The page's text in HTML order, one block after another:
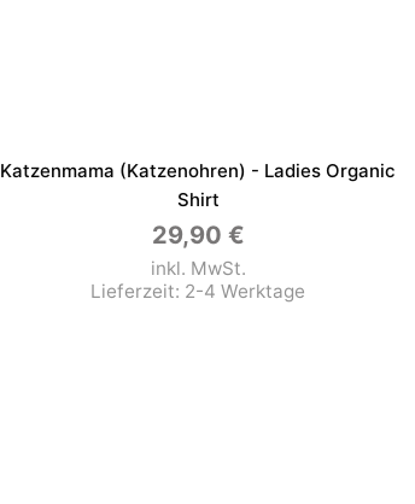
Katzenmama (Katzenohren) - Ladies Organic
Shirt
29,90 €
inkl. MwSt.
Lieferzeit: 2-4 Werktage